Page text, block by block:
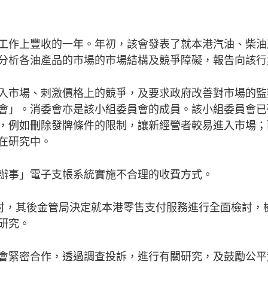
作上豐收的一年。年初，該會發表了就本港汽油、柴
析各油產品的市場的市場結構及競爭障礙，報告向該
市場、剌激價格上的競爭，及要求政府改善對市場的
」。消委會亦是該小組委員會的成員。該小組委員會
例如刪除發牌條件的限制，讓新經營者較易進入市場
研究中。
事」電子支帳系統實施不合理的收費方式。
其後金管局決定就本港零售支付服務進行全面檢討
究。
緊密合作，透過調查投訴，進行有關研究，及鼓勵公